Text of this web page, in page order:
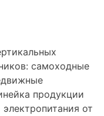
самоходные
продукции
от